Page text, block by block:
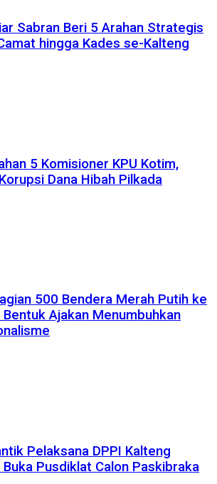
Sabran Beri 5 Arahan Strategis
hingga Kades se-Kalteng
5 Komisioner KPU Kotim,
Dana Hibah Pilkada
500 Bendera Merah Putih ke
Ajakan Menumbuhkan
Pelaksana DPPI Kalteng
Pusdiklat Calon Paskibraka